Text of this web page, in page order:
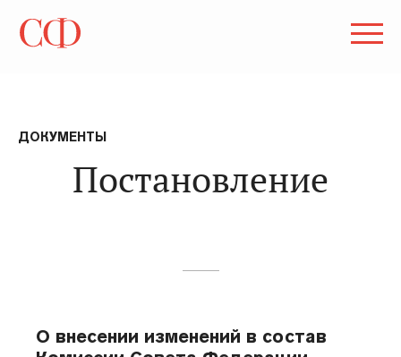
ДОКУМЕНТЫ
Постановление
О внесении изменений в состав